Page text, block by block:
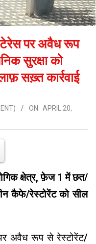
टेरेस पर अवैध रूप
सुरक्षा को
सख़्त कार्रवाई
ON: APRIL 20,
क्षेत्र, फ़ेज 1 में छत/
कैफे/रेस्टोरेंट को सील
अवैध रूप से रेस्टोरेंट/